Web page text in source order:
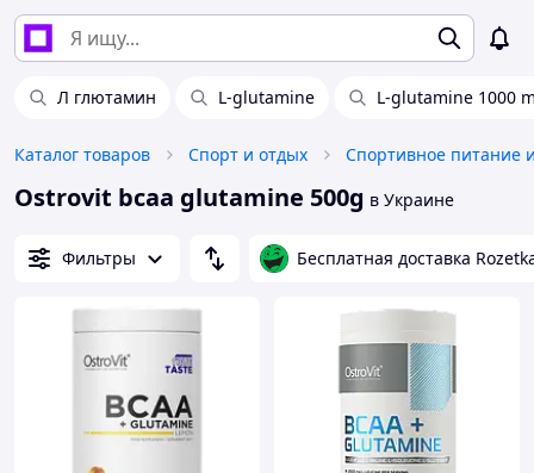
Л глютамин L-glutamine L-glutamine 1000
Каталог товаров Спорт и отдых Спортивное питание
Ostrovit bcaa glutamine 500g в Украине
Фильтры Бесплатная доставка